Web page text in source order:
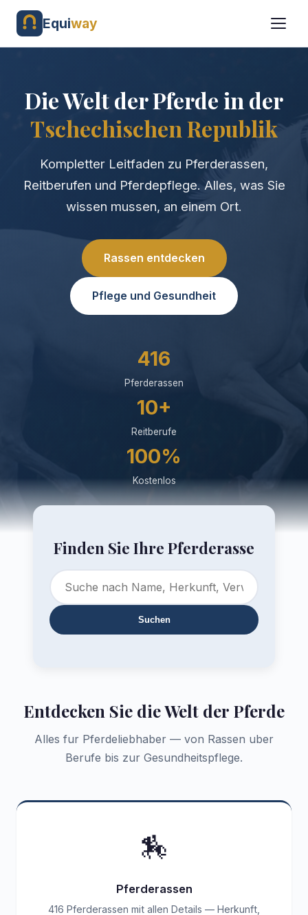
Equiway
Die Welt der Pferde in der
Tschechischen Republik
Kompletter Leitfaden zu Pferderassen,
Reitberufen und Pferdepflege. Alles, was Sie
wissen mussen, an einem Ort.
Rassen entdecken
Pflege und Gesundheit
416
Pferderassen
10+
Reitberufe
100%
Kostenlos
Finden Sie Ihre Pferderasse
Suchen
Entdecken Sie die Welt der Pferde
Alles fur Pferdeliebhaber — von Rassen uber
Berufe bis zur Gesundheitspflege.
🏇
Pferderassen
416 Pferderassen mit allen Details — Herkunft,